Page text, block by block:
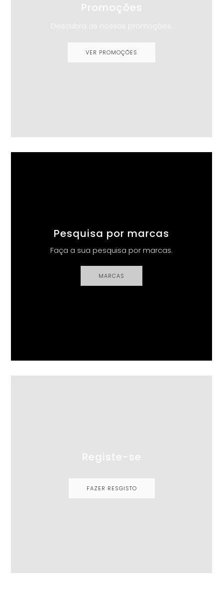
Promoções
Descubra as nossas promoções.
VER PROMOÇÕES
Pesquisa por marcas
Faça a sua pesquisa por marcas.
MARCAS
Registe-se
FAZER RESGISTO